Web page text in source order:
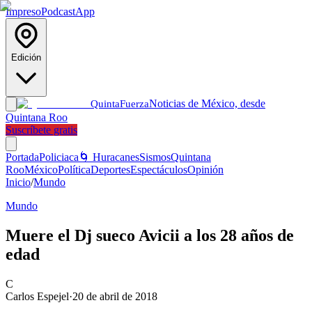
ImpresoPodcastApp
Edición
QuintaFuerzaNoticias de México, desde
Quintana Roo
Suscríbete gratis
PortadaPoliciaca 🌀 HuracanesSismosQuintana
RooMéxicoPolíticaDeportesEspectáculosOpinión
Inicio/Mundo
Mundo
Muere el Dj sueco Avicii a los 28 años de
edad
C
Carlos Espejel·20 de abril de 2018